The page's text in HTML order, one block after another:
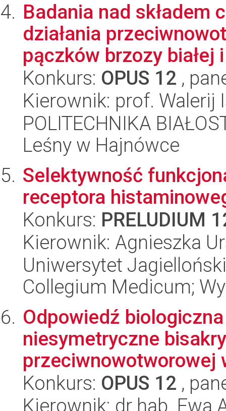
Badania nad składem
działania
pączków brzozy białej
Konkurs: OPUS 12 ,
Kierownik: prof. Walerij
POLITECHNIKA
Leśny w Hajnówce
Selektywność
receptora
Konkurs: PRELUDIUM
Kierownik: Agnieszka
Uniwersytet
Collegium Medicum;
Odpowiedź
niesymetryczne
przeciwnowotworowej
Konkurs: OPUS 12 ,
Kierownik: dr hab. Ewa